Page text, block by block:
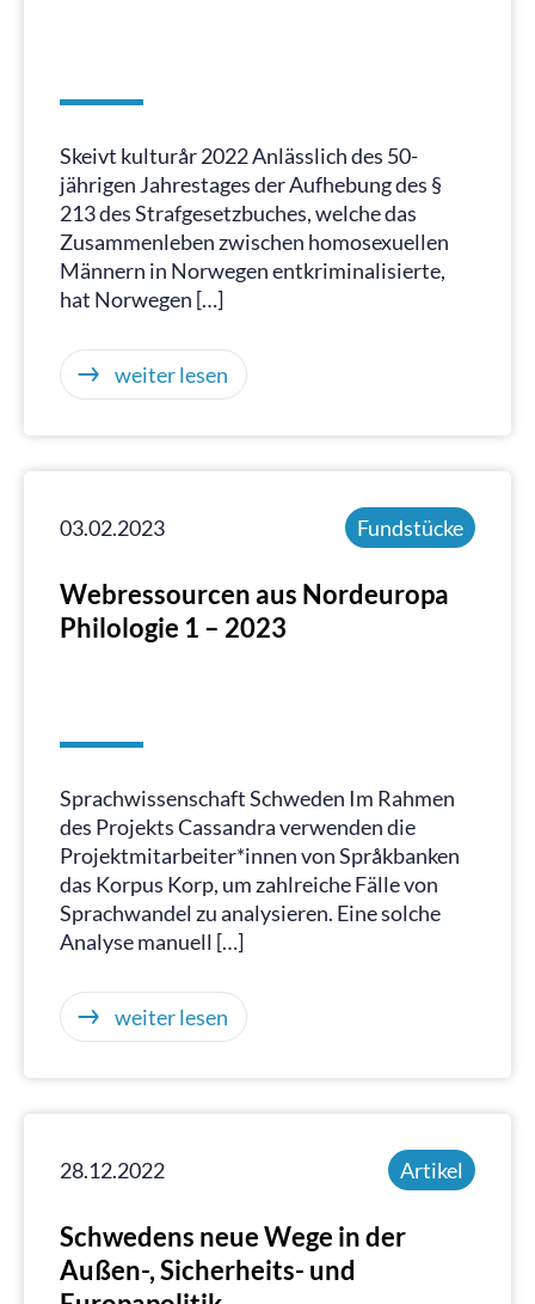
Skeivt kulturår 2022 Anlässlich des 50-
jährigen Jahrestages der Aufhebung des §
213 des Strafgesetzbuches, welche das
Zusammenleben zwischen homosexuellen
Männern in Norwegen entkriminalisierte,
hat Norwegen […]
weiter lesen
03.02.2023 Fundstücke
Webressourcen aus Nordeuropa
Philologie 1 – 2023
Sprachwissenschaft Schweden Im Rahmen
des Projekts Cassandra verwenden die
Projektmitarbeiter*innen von Språkbanken
das Korpus Korp, um zahlreiche Fälle von
Sprachwandel zu analysieren. Eine solche
Analyse manuell […]
weiter lesen
28.12.2022 Artikel
Schwedens neue Wege in der
Außen-, Sicherheits- und